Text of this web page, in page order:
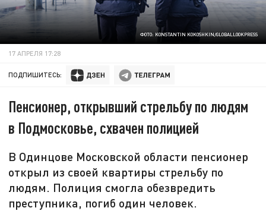
ФОТО: KONSTANTIN KOKOSHKIN/GLOBALLOOKPRESS
17 АПРЕЛЯ 17:28
ПОДПИШИТЕСЬ:
Пенсионер, открывший стрельбу по людям
в Подмосковье, схвачен полицией
В Одинцове Московской области пенсионер
открыл из своей квартиры стрельбу по
людям. Полиция смогла обезвредить
преступника, погиб один человек.